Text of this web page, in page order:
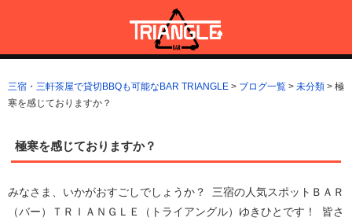
ン
へ
ス
三宿・三軒茶屋で貸切BBQも可能なBAR TRIANGLE
三宿・三軒茶屋A5ランクの貸切BBQも可能なBAR TRIANGLE(バー・
トライアングル)
三宿・三軒茶屋で貸切BBQも可能なBAR TRIANGLE > ブログ一覧 > 未分類 > 極
寒を感じておりますか？
極寒を感じておりますか？
みなさま、いかがおすごしでしょうか？ 三宿の人気スポットＢＡＲ
（バー）ＴＲＩＡＮＧＬＥ（トライアングル）ゆきひとです！ 皆さ